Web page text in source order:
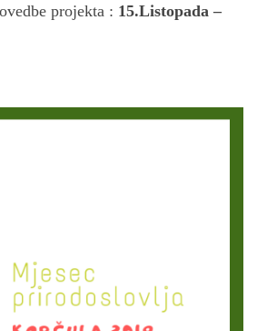
projekta : 15.Listopada –